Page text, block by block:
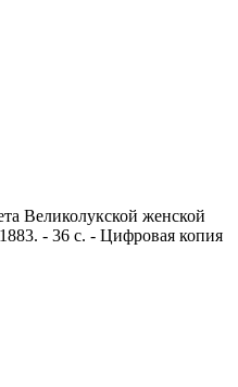
Великолукской женской
- 36 с. - Цифровая копия